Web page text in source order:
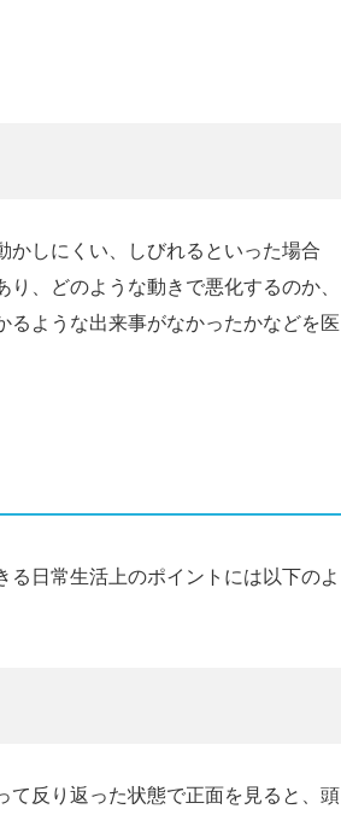
かしにくい、しびれるといった場合
、どのような動きで悪化するのか、
るような出来事がなかったかなどを医
日常生活上のポイントには以下のよ
て反り返った状態で正面を見ると、頭